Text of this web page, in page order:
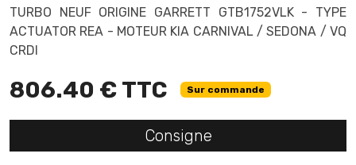
TURBO NEUF ORIGINE GARRETT GTB1752VLK - TYPE
ACTUATOR REA - MOTEUR KIA CARNIVAL / SEDONA / VQ
CRDI
806.40 € TTC Sur commande
Consigne